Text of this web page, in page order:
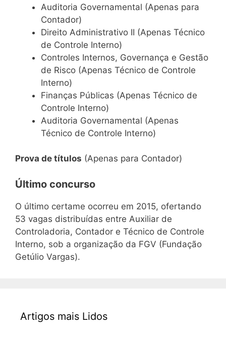
Auditoria Governamental (Apenas para
Contador)
Direito Administrativo II (Apenas Técnico
de Controle Interno)
Controles Internos, Governança e Gestão
de Risco (Apenas Técnico de Controle
Interno)
Finanças Públicas (Apenas Técnico de
Controle Interno)
Auditoria Governamental (Apenas
Técnico de Controle Interno)
Prova de títulos (Apenas para Contador)
Último concurso
O último certame ocorreu em 2015, ofertando
53 vagas distribuídas entre Auxiliar de
Controladoria, Contador e Técnico de Controle
Interno, sob a organização da FGV (Fundação
Getúlio Vargas).
Artigos mais Lidos